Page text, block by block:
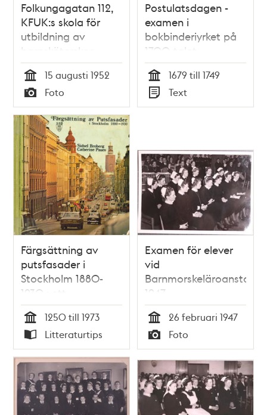
Folkungagatan 112,
KFUK:s skola för
utbildning av
barnsköterskor.
Examen.
Föreståndarinna
Margot Wikner
fäster
barnsköterskebroschen
på Elin Andreasson
Tid
15 augusti 1952
Typ
Foto
Postulatsdagen -
examen i
bokbinderiyrket på
1700-talet
Tid
1679 till 1749
Typ
Text
Färgsättning av
putsfasader i
Stockholm 1880-
1930 : ett
examensarbete
utfört på KTH,
Sektionen för
Arkitektur,
Avdelningen för
Formlära / Sidsel
Broberg, Catherine
Paues
Tid
1250 till 1973
Typ
Litteraturtips
Examen för elever
vid
1947
Tid
26 februari 1947
Typ
Foto